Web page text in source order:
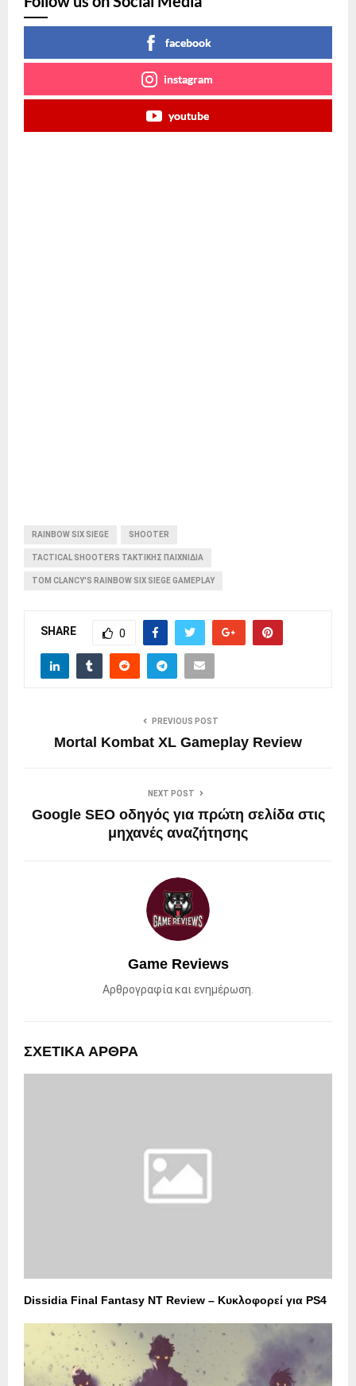
facebook
instagram
youtube
RAINBOW SIX SIEGE SHOOTER
TACTICAL SHOOTERS ΤΑΚΤΙΚΉΣ ΠΑΙΧΝΊΔΙΑ
TOM CLANCY'S RAINBOW SIX SIEGE GAMEPLAY
SHARE 0
PREVIOUS POST
Mortal Kombat XL Gameplay Review
NEXT POST
Google SEO οδηγός για πρώτη σελίδα στις
μηχανές αναζήτησης
Game Reviews
Αρθρογραφία και ενημέρωση.
ΣΧΕΤΙΚΑ ΑΡΘΡΑ
Dissidia Final Fantasy NT Review – Κυκλοφορεί για PS4